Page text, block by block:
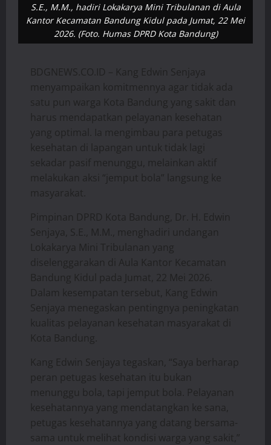
S.E., M.M., hadiri Lokakarya Mini Tribulanan di Aula
Kantor Kecamatan Bandung Kidul pada Jumat, 22 Mei
2026. (Foto. Humas DPRD Kota Bandung)
BDGNEWS.CO.ID – Kang Edwin Senjaya
menyampaikan komitmennya agar tidak ada
satu pun warga Kota Bandung yang sakit dan
harus mendapatkan pelayanan kesehatan
yang optimal. Ia mengimbau para petugas
kesehatan di lapangan untuk tidak lagi
sekadar pasif menunggu, melainkan aktif
melakukan aksi “jemput bola” langsung ke
masyarakat.
Pimpinan DPRD Kota Bandung, Dr. H. Edwin
Senjaya, S.E., M.M., menghadiri undangan
Lokakarya Mini Tribulanan yang
diselenggarakan di Aula Kantor Kecamatan
Bandung Kidul pada Jumat, 22 Mei 2026.
Dalam kesempatan tersebut, Kang Edwin
Senjaya menegaskan pentingnya peningkatan
kualitas pelayanan kesehatan masyarakat di
Kota Bandung.
Kang Edwin Senjaya tegaskan, “Saya berharap
peran petugas kesehatan itu bukan
menunggu bola, tapi jemput bola. Pelayanan
kesehatannya yang mendatangkan ke sana,
petugas kesehatannya yang datang bersama-
sama untuk melihat kondisi warga yang sakit,”